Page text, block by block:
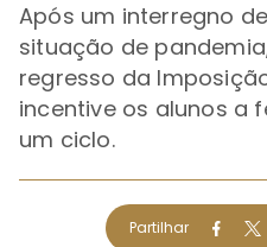
Após um interregno
situação de
regresso da
incentive os alunos a
um ciclo.
Partilhar